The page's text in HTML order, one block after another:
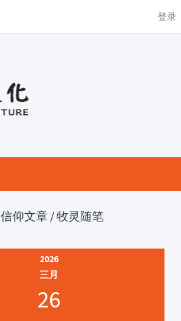
登录
信仰文章 /牧灵随笔
2026
三月
26